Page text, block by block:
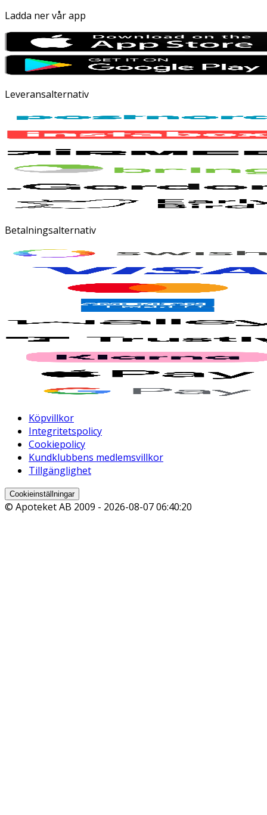
Ladda ner vår app
Leveransalternativ
Betalningsalternativ
Köpvillkor
Integritetspolicy
Cookiepolicy
Kundklubbens medlemsvillkor
Tillgänglighet
Cookieinställningar
© Apoteket AB 2009 - 2026-08-07 06:40:20